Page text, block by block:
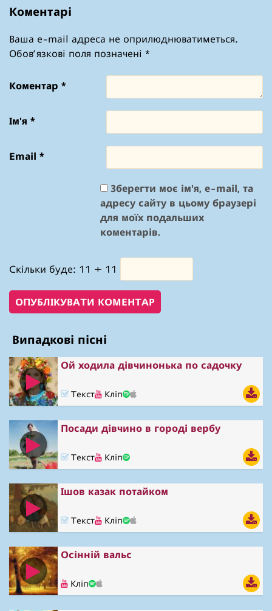
Коментарі
Ваша e-mail адреса не оприлюднюватиметься.
Обов’язкові поля позначені *
Коментар *
Ім'я *
Email *
Зберегти моє ім'я, e-mail, та
адресу сайту в цьому браузері
для моїх подальших
коментарів.
Скільки буде: 11 + 11
Випадкові пісні
Ой ходила дівчинонька по садочку
Текст Кліп
Посади дівчино в городі вербу
Текст Кліп
Ішов казак потайком
Текст Кліп
Осінній вальс
Кліп